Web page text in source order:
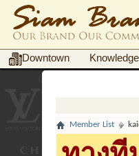
Downtown
Member List